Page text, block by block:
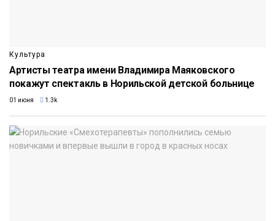
Культура
Артисты театра имени Владимира Маяковского
покажут спектакль в Норильской детской больнице
01 июня 1.3k